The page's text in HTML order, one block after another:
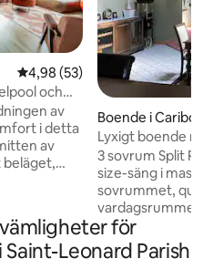
4,98 av 5 i genomsnittligt
4,98 (53)
och
av
i detta
av
utanför din
rymlig
Boende i Caribou
Lyxigt boende
3 sovrum Split
size-säng i
sovrummet,
vardagsrummet
takfönster. His &
jacuzzi i master.
frukostkrok,
för
Leonard Parish